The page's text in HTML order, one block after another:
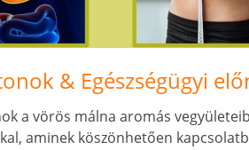
& Egészségügyi
a vörös málna aromás
aminek köszönhetően